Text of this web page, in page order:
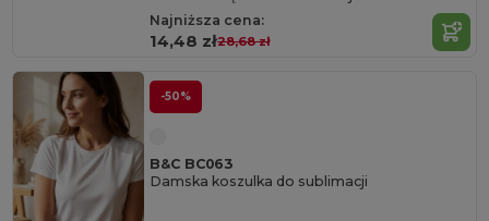
Najniższa cena:
14,48 zł28,68 zł
-50%
B&C BC063
Damska koszulka do sublimacji